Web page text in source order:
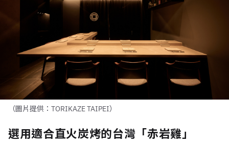
（圖片提供：TORIKAZE TAIPEI）
選用適合直火炭烤的台灣「赤岩雞」